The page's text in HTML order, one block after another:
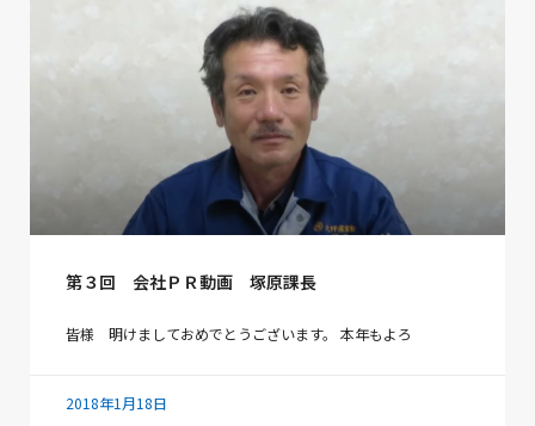
第３回 会社ＰＲ動画 塚原課長
皆様 明けましておめでとうございます。 本年もよろ
2018年1月18日